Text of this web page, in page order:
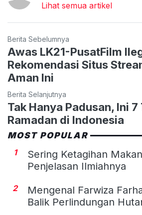
Lihat semua artikel
Berita Sebelumnya
Awas LK21-PusatFilm
Rekomendasi Situs
Aman Ini
Berita Selanjutnya
Tak Hanya Padusan, Ini
Ramadan di Indonesia
MOST POPULAR
1
Sering Ketagihan
Penjelasan Ilmiahnya
2
Mengenal Farwiza
Balik Perlindungan